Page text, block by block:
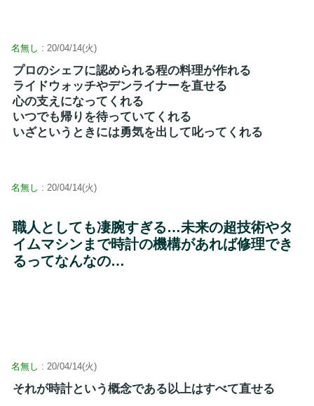
名無し : 20/04/14(火)
プロのシェフに認められる程の料理が作れる
ライドウォッチやデンライナーを直せる
心の支えになってくれる
いつでも帰りを待っていてくれる
いざというときには勇気を出して叱ってくれる
名無し : 20/04/14(火)
職人としても凄腕すぎる…未来の超技術やタ
イムマシンまで時計の機構があれば修理でき
るってなんなの…
名無し : 20/04/14(火)
それが時計という概念である以上はすべて直せる